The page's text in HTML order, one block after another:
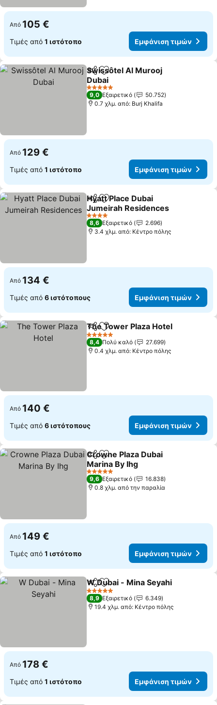
Από 105 €
Τιμές από 1 ιστότοπο Εμφάνιση τιμών
Κοινοποίηση
Προσθήκη στα αγαπημένα
Swissôtel Al Murooj
Dubai
5 Αστέρια
9,0 Εξαιρετικό
50.752
0.7 χλμ. από: Burj Khalifa
Από 129 €
Τιμές από 1 ιστότοπο Εμφάνιση τιμών
Κοινοποίηση
Προσθήκη στα αγαπημένα
Hyatt Place Dubai
Jumeirah Residences
4 Αστέρια
8,6 Εξαιρετικό
2.696
3.4 χλμ. από: Κέντρο πόλης
Από 134 €
Τιμές από 6 ιστότοπους Εμφάνιση τιμών
Κοινοποίηση
Προσθήκη στα αγαπημένα
The Tower Plaza Hotel
5 Αστέρια
8,4 Πολύ καλό
27.699
0.4 χλμ. από: Κέντρο πόλης
Από 140 €
Τιμές από 6 ιστότοπους Εμφάνιση τιμών
Κοινοποίηση
Προσθήκη στα αγαπημένα
Crowne Plaza Dubai
Marina By Ihg
5 Αστέρια
9,6 Εξαιρετικό
16.838
0.8 χλμ. από την παραλία
Από 149 €
Τιμές από 1 ιστότοπο Εμφάνιση τιμών
Κοινοποίηση
Προσθήκη στα αγαπημένα
W Dubai - Mina Seyahi
5 Αστέρια
8,9 Εξαιρετικό
6.349
19.4 χλμ. από: Κέντρο πόλης
Από 178 €
Τιμές από 1 ιστότοπο Εμφάνιση τιμών